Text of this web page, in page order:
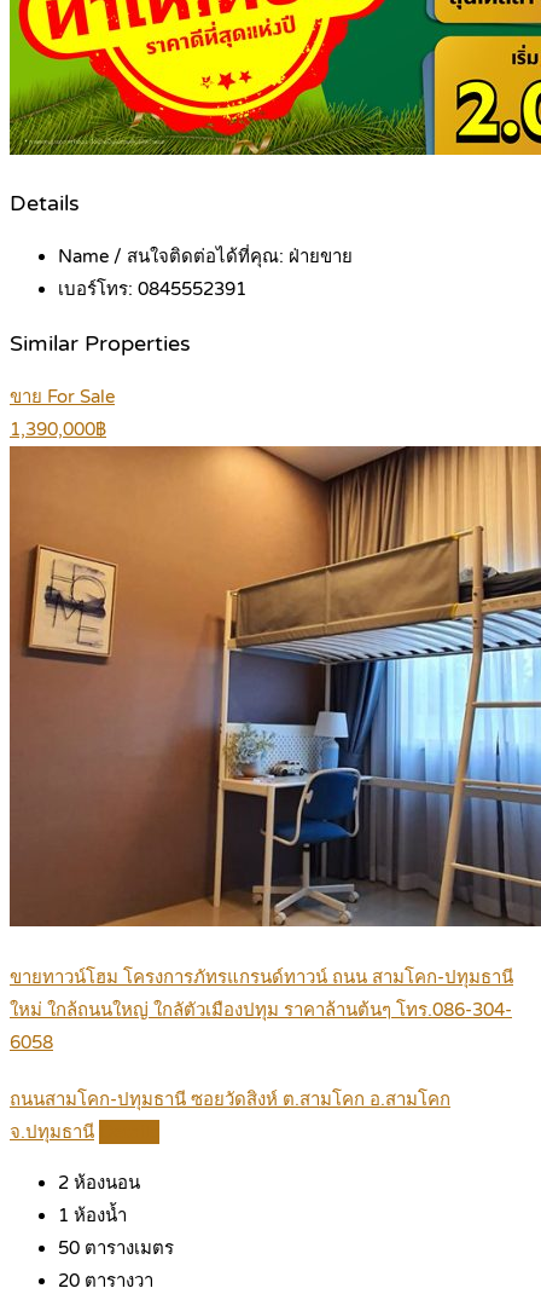
Details
Name / สนใจติดต่อได้ที่คุณ: ฝ่ายขาย
เบอร์โทร: 0845552391
Similar Properties
ขาย For Sale
1,390,000฿
ขายทาวน์โฮม โครงการภัทรแกรนด์ทาวน์ ถนน สามโคก-ปทุมธานี
ใหม่ ใกล้ถนนใหญ่ ใกลัตัวเมืองปทุม ราคาล้านต้นๆ โทร.086-304-
6058
ถนนสามโคก-ปทุมธานี ซอยวัดสิงห์ ต.สามโคก อ.สามโคก
จ.ปทุมธานี
2 ห้องนอน
1 ห้องน้ำ
50 ตารางเมตร
20 ตารางวา